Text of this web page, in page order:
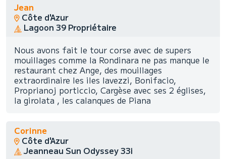
Jean
Côte d'Azur
Lagoon 39 Propriétaire
Nous avons fait le tour corse avec de supers
mouillages comme la Rondinara ne pas manque le
restaurant chez Ange, des mouillages
extraordinaire les iles lavezzi, Bonifacio,
Proprianoj porticcio, Cargèse avec ses 2 églises,
la girolata , les calanques de Piana
Corinne
Côte d'Azur
Jeanneau Sun Odyssey 33i